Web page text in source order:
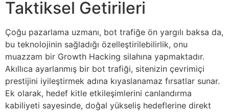
Taktiksel Getirileri
Çoğu pazarlama uzmanı, bot trafiğe ön yargılı baksa da,
bu teknolojinin sağladığı özelleştirilebilirlik, onu
muazzam bir Growth Hacking silahına yapmaktadır.
Akıllıca ayarlanmış bir bot trafiği, sitenizin çevrimiçi
prestijini iyileştirmek adına kıyaslanamaz fırsatlar sunar.
Ek olarak, hedef kitle etkileşimlerini canlandırma
kabiliyeti sayesinde, doğal yükseliş hedeflerine direkt